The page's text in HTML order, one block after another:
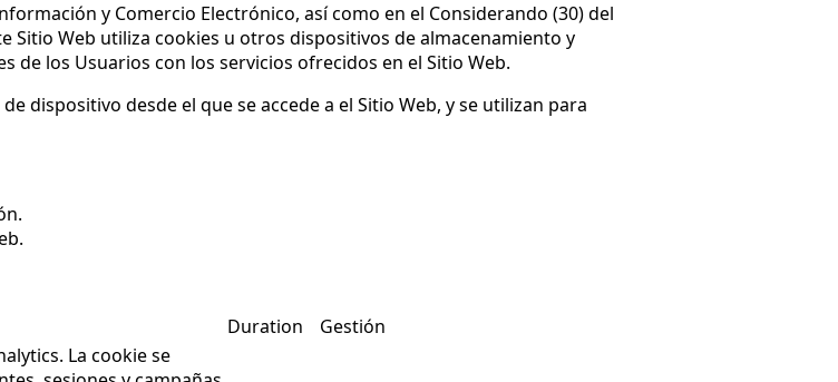
y Comercio Electrónico, así como en el Considerando (30) del
Sitio Web utiliza cookies u otros dispositivos de almacenamiento y
los Usuarios con los servicios ofrecidos en el Sitio Web.
dispositivo desde el que se accede a el Sitio Web, y se utilizan para
Duration Gestión
La cookie se